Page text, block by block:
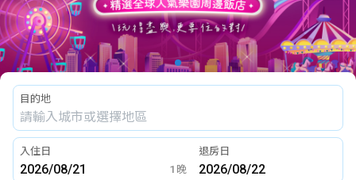
目的地
入住日
1 晚
退房日